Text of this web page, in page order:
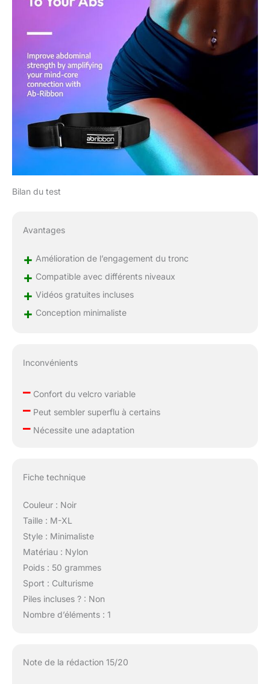
Bilan du test
Avantages
+ Amélioration de l’engagement du tronc
+ Compatible avec différents niveaux
+ Vidéos gratuites incluses
+ Conception minimaliste
Inconvénients
–Confort du velcro variable
–Peut sembler superflu à certains
–Nécessite une adaptation
Fiche technique
Couleur : Noir
Taille : M-XL
Style : Minimaliste
Matériau : Nylon
Poids : 50 grammes
Sport : Culturisme
Piles incluses ? : Non
Nombre d’éléments : 1
Note de la rédaction 15/20